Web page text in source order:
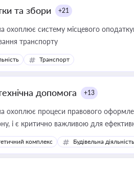
та збори +21
охоплює систему місцевого
ділянки, за паркування транспорту
Транспорт
допомога +13
охоплює процеси правового
і є критично важливою для
проєктів
комплекс Будівельна діяльність